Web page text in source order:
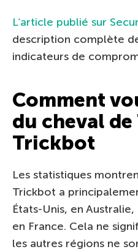
L’article publié sur
description complète
indicateurs de
Comment
du cheval de
Trickbot
Les statistiques
Trickbot a
États-Unis, en
en France. Cela ne
les autres régions ne